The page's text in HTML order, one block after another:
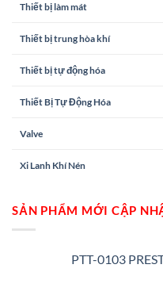
Thiết bị làm mát
Thiết bị trung hòa khí
Thiết bị tự động hóa
Thiết Bị Tự Động Hóa
Valve
Xi Lanh Khí Nén
SẢN PHẨM MỚI CẬP
PTT-0103